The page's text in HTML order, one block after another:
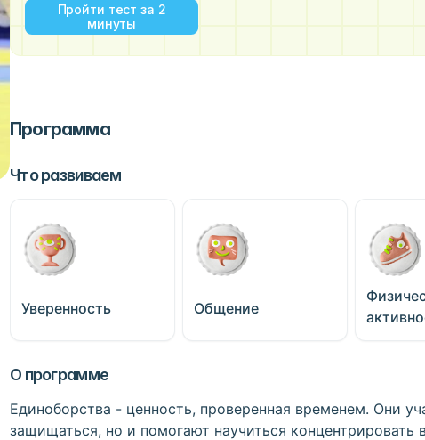
Пройти тест за 2
минуты
Программа
Что развиваем
Уверенность Общение
О программе
Единоборства - ценность, проверенная временем. Они
защищаться, но и помогают научиться